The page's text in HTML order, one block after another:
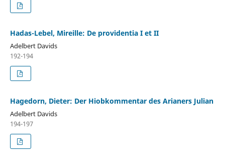
Hadas-Lebel, Mireille: De providentia I et II
Adelbert Davids
192-194
Hagedorn, Dieter: Der Hiobkommentar des Arianers Julian
Adelbert Davids
194-197